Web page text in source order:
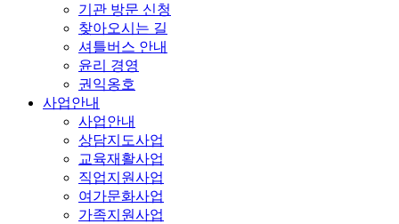
기관 방문 신청
찾아오시는 길
셔틀버스 안내
윤리 경영
권익옹호
사업안내
사업안내
상담지도사업
교육재활사업
직업지원사업
여가문화사업
가족지원사업